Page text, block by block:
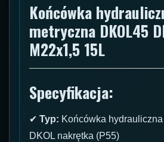
Końcówka
metryczna DKOL45
M22x1,5 15L
Specyfikacja:
✔ Typ: Końcówka
DKOL nakrętka (P55)